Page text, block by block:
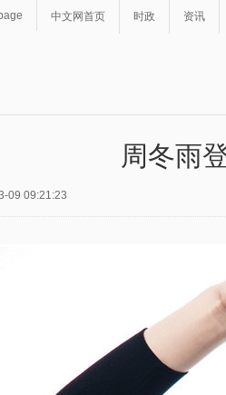
中文网首页 时政 资讯
周冬雨
09 09:21:23